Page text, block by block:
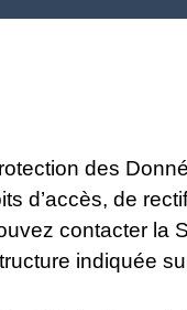
des
d’accès, de
contacter la
indiquée